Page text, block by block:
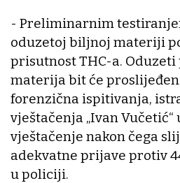
- Preliminarnim
oduzetoj biljnoj materiji
prisutnost THC-a.
materija bit će
forenzična ispitivanja,
vještačenja „Ivan Vučetić“
vještačenje nakon čega
adekvatne prijave protiv
u policiji.